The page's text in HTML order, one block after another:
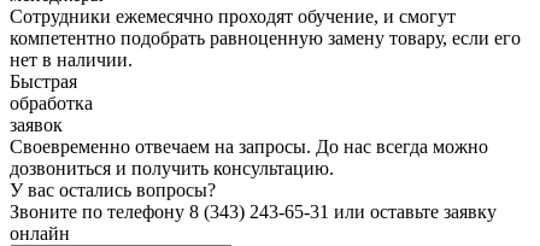
Сотрудники ежемесячно проходят обучение, и смогут
компетентно подобрать равноценную замену товару, если его
нет в наличии.
Быстрая
обработка
заявок
Своевременно отвечаем на запросы. До нас всегда можно
дозвониться и получить консультацию.
У вас остались вопросы?
Звоните по телефону 8 (343) 243-65-31 или оставьте заявку
онлайн